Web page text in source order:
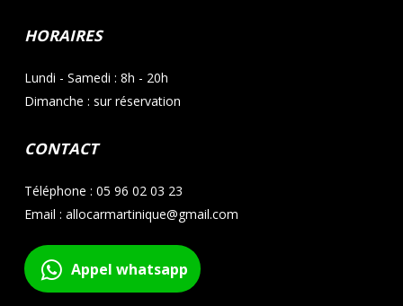
HORAIRES
Lundi - Samedi : 8h - 20h
Dimanche : sur réservation
CONTACT
Téléphone : 05 96 02 03 23
Email : allocarmartinique@gmail.com
Appel whatsapp